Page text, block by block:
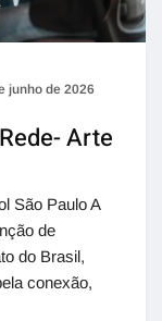
junho de 2026
Arte
São Paulo A
de
do Brasil,
conexão,